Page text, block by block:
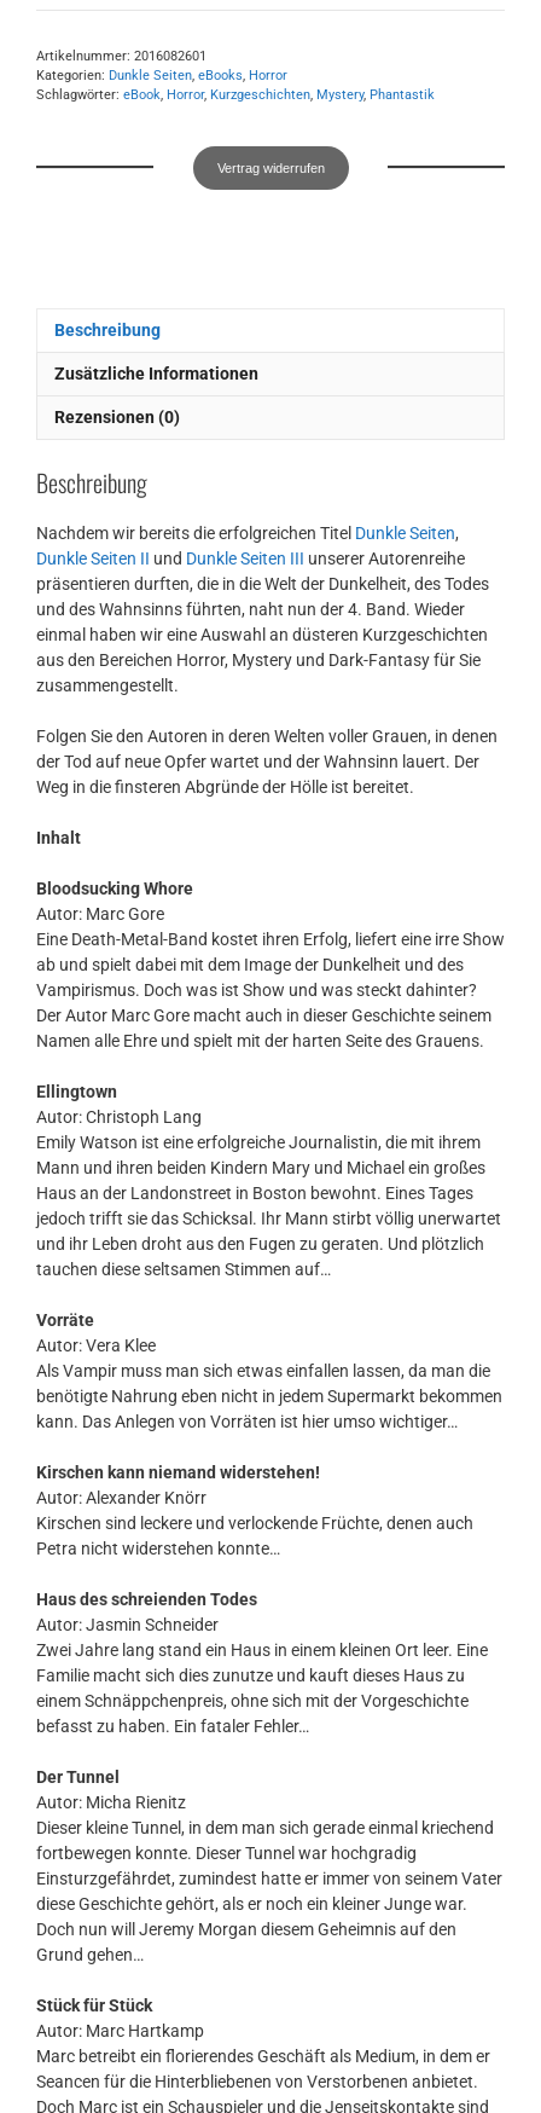
IV
Menge
Artikelnummer: 2016082601
Kategorien: Dunkle Seiten, eBooks, Horror
Schlagwörter: eBook, Horror, Kurzgeschichten, Mystery, Phantastik
Vertrag widerrufen
Beschreibung
Zusätzliche Informationen
Rezensionen (0)
Beschreibung
Nachdem wir bereits die erfolgreichen Titel Dunkle Seiten,
Dunkle Seiten II und Dunkle Seiten III unserer Autorenreihe
präsentieren durften, die in die Welt der Dunkelheit, des Todes
und des Wahnsinns führten, naht nun der 4. Band. Wieder
einmal haben wir eine Auswahl an düsteren Kurzgeschichten
aus den Bereichen Horror, Mystery und Dark-Fantasy für Sie
zusammengestellt.
Folgen Sie den Autoren in deren Welten voller Grauen, in denen
der Tod auf neue Opfer wartet und der Wahnsinn lauert. Der
Weg in die finsteren Abgründe der Hölle ist bereitet.
Inhalt
Bloodsucking Whore
Autor: Marc Gore
Eine Death-Metal-Band kostet ihren Erfolg, liefert eine irre Show
ab und spielt dabei mit dem Image der Dunkelheit und des
Vampirismus. Doch was ist Show und was steckt dahinter?
Der Autor Marc Gore macht auch in dieser Geschichte seinem
Namen alle Ehre und spielt mit der harten Seite des Grauens.
Ellingtown
Autor: Christoph Lang
Emily Watson ist eine erfolgreiche Journalistin, die mit ihrem
Mann und ihren beiden Kindern Mary und Michael ein großes
Haus an der Landonstreet in Boston bewohnt. Eines Tages
jedoch trifft sie das Schicksal. Ihr Mann stirbt völlig unerwartet
und ihr Leben droht aus den Fugen zu geraten. Und plötzlich
tauchen diese seltsamen Stimmen auf…
Vorräte
Autor: Vera Klee
Als Vampir muss man sich etwas einfallen lassen, da man die
benötigte Nahrung eben nicht in jedem Supermarkt bekommen
kann. Das Anlegen von Vorräten ist hier umso wichtiger…
Kirschen kann niemand widerstehen!
Autor: Alexander Knörr
Kirschen sind leckere und verlockende Früchte, denen auch
Petra nicht widerstehen konnte…
Haus des schreienden Todes
Autor: Jasmin Schneider
Zwei Jahre lang stand ein Haus in einem kleinen Ort leer. Eine
Familie macht sich dies zunutze und kauft dieses Haus zu
einem Schnäppchenpreis, ohne sich mit der Vorgeschichte
befasst zu haben. Ein fataler Fehler…
Der Tunnel
Autor: Micha Rienitz
Dieser kleine Tunnel, in dem man sich gerade einmal kriechend
fortbewegen konnte. Dieser Tunnel war hochgradig
Einsturzgefährdet, zumindest hatte er immer von seinem Vater
diese Geschichte gehört, als er noch ein kleiner Junge war.
Doch nun will Jeremy Morgan diesem Geheimnis auf den
Grund gehen…
Stück für Stück
Autor: Marc Hartkamp
Marc betreibt ein florierendes Geschäft als Medium, in dem er
Seancen für die Hinterbliebenen von Verstorbenen anbietet.
Doch Marc ist ein Schauspieler und die Jenseitskontakte sind